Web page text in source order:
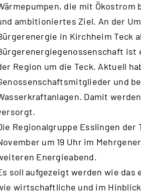
die mit
ambitioniertes Ziel. An der
in Kirchheim Teck
ist
Region um die Teck. Aktuell
und
Damit
Regionalgruppe Esslingen
um 19 Uhr im
Energieabend.
soll aufgezeigt werden wie
wirtschaftliche und im